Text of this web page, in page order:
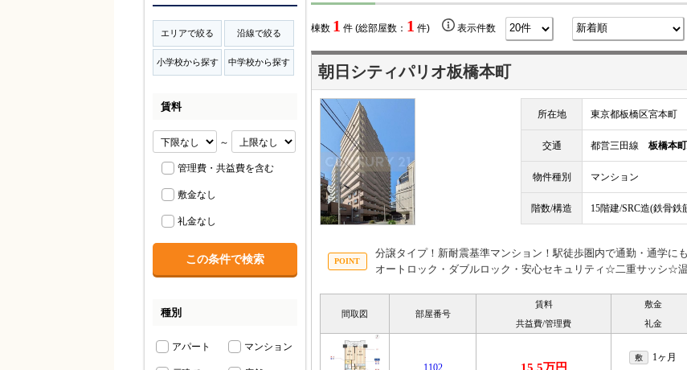
棟数 1 件 (総部屋数： 1 件) 表示件数
朝日シティパリオ板橋本町
所在地 東京都板橋区宮本町
交通 都営三田線 板橋本
物件種別 マンション
階数/構造 15階建/SRC造(鉄骨
分譲タイプ！新耐震基準マンション！駅徒歩圏内で通勤・通学に
オートロック・ダブルロック・安心セキュリティ☆二重サッシ☆
間取図 部屋番号
賃料
共益費/管理費
敷金
礼金
1102
敷 1ヶ月
エリアで絞る 沿線で絞る
小学校から探す 中学校から探す
賃料
～
管理費・共益費を含む
敷金なし
礼金なし
種別
アパート マンション